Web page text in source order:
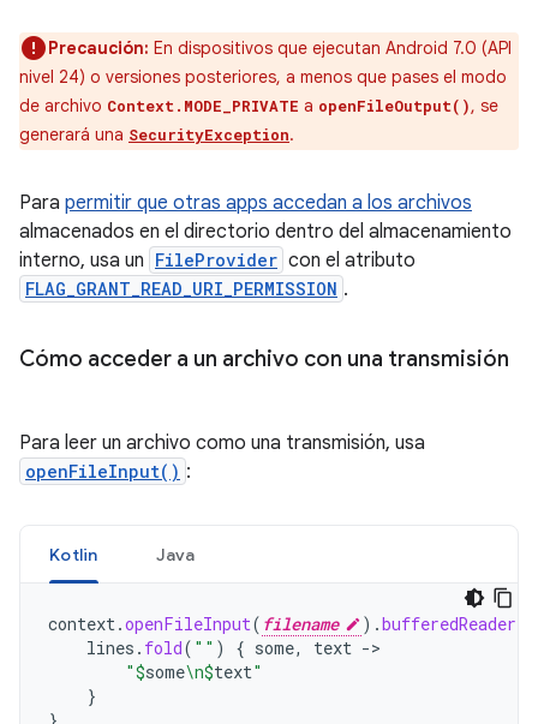
Precaución: En dispositivos que ejecutan Android 7.0 (API
nivel 24) o versiones posteriores, a menos que pases el modo
de archivo Context.MODE_PRIVATE a openFileOutput(), se
generará una SecurityException.
Para permitir que otras apps accedan a los archivos
almacenados en el directorio dentro del almacenamiento
interno, usa un FileProvider con el atributo
FLAG_GRANT_READ_URI_PERMISSION .
Cómo acceder a un archivo con una transmisión
Para leer un archivo como una transmisión, usa
openFileInput() :
Kotlin Java
context.openFileInput( filename ).bufferedReader
lines . fold( "" ) { some, text ->
"$some\n$text"
}